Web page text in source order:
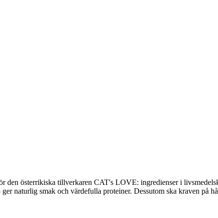
den österrikiska tillverkaren CAT's LOVE: ingredienser i
naturlig smak och värdefulla proteiner. Dessutom ska kraven på